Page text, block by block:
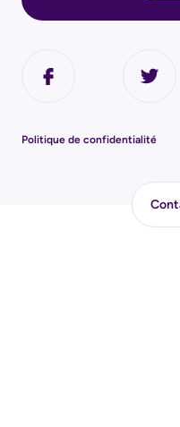
Politique de confidentialité